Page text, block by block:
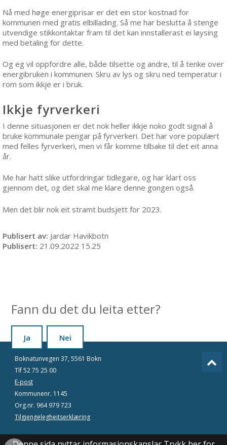
Nå med høge energiprisar er det ein stor kostnad for
kommunen med gratis elbillading. Så me har beslutta å stenge
utvendige stikkontaktar fram til det kan innstallerast ei løysing
med betaling for dette.
Og eg vil oppfordre alle, både tilsette og andre, til å tenke over
energibruken i kommunen. Skru av lys og skru ned temperatur i
rom som ikkje er i bruk.
Ikkje fyrverkeri
I denne situasjonen er det nok heller ikkje noko godt signal å
bruke kommunale pengar på fyrverkeri. Det har vore populært
med felles fyrverkeri, men vi får komme tilbake til det eit anna
år.
Me har hatt slike utfordringar tidlegare, og har klart oss
gjennom det, og det skal me klare denne gongen også.
Men det blir nok eit stramt budsjett for 2023.
Publisert av Jardar Havikbotn
Publisert 21.09.2022 15.25
Fann du det du leita etter?
Ja Nei
Boknatunvegen 37, 5561 Bokn
Tlf 52 75 25 00
E-post
Kommunenr. 1145
Org.nr. 964 979 723
Tilgjengelegheitserklæring